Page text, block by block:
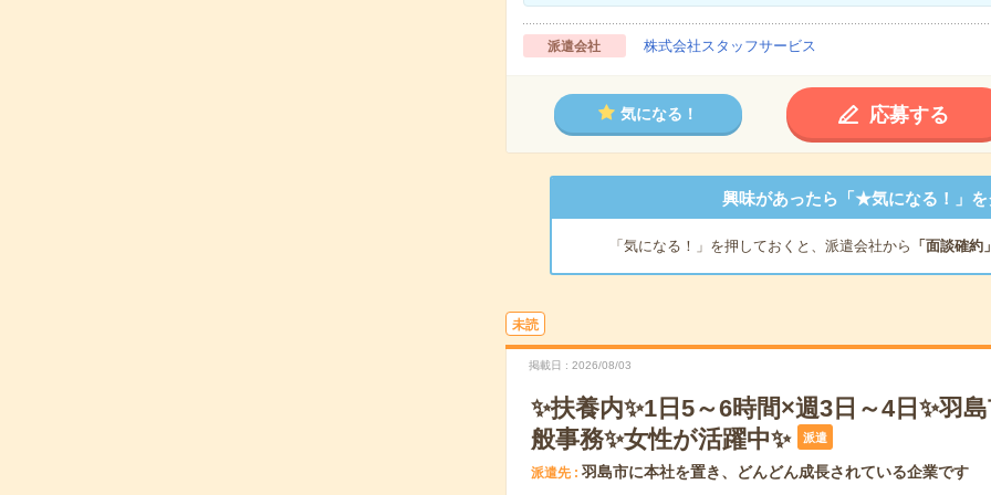
派遣会社 株式会社スタッフサービス
気になる！ 応募する
興味があったら「★気になる！」を
「気になる！」を押しておくと、派遣会社から 「面談確約
未読
掲載日 2026/08/03
✨扶養内✨1日5～6時間×週3日～4日✨羽
般事務✨女性が活躍中✨
派遣
派遣先 羽島市に本社を置き、どんどん成長されている企業です